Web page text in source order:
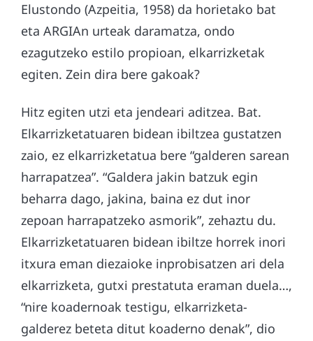
Elustondo (Azpeitia, 1958) da horietako bat
eta ARGIAn urteak daramatza, ondo
ezagutzeko estilo propioan, elkarrizketak
egiten. Zein dira bere gakoak?
Hitz egiten utzi eta jendeari aditzea. Bat.
Elkarrizketatuaren bidean ibiltzea gustatzen
zaio, ez elkarrizketatua bere “galderen sarean
harrapatzea”. “Galdera jakin batzuk egin
beharra dago, jakina, baina ez dut inor
zepoan harrapatzeko asmorik”, zehaztu du.
Elkarrizketatuaren bidean ibiltze horrek inori
itxura eman diezaioke inprobisatzen ari dela
elkarrizketa, gutxi prestatuta eraman duela…,
“nire koadernoak testigu, elkarrizketa-
galderez beteta ditut koaderno denak”, dio